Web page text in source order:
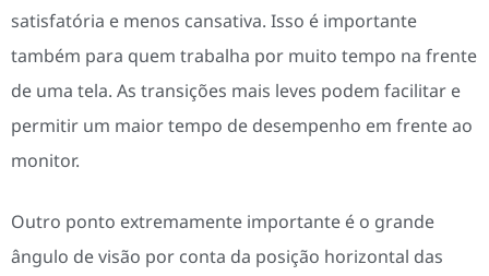
satisfatória e menos cansativa. Isso é importante
também para quem trabalha por muito tempo na frente
de uma tela. As transições mais leves podem facilitar e
permitir um maior tempo de desempenho em frente ao
monitor.
Outro ponto extremamente importante é o grande
ângulo de visão por conta da posição horizontal das